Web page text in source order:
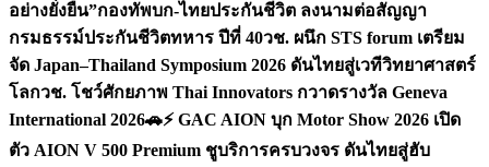
อย่างยั่งยืน”กองทัพบก-ไทยประกันชีวิต ลงนามต่อสัญญา
กรมธรรม์ประกันชีวิตทหาร ปีที่ 40วช. ผนึก STS forum เตรียม
จัด Japan–Thailand Symposium 2026 ดันไทยสู่เวทีวิทยาศาสตร์
โลกวช. โชว์ศักยภาพ Thai Innovators กวาดรางวัล Geneva
International 2026🚗⚡️ GAC AION บุก Motor Show 2026 เปิด
ตัว AION V 500 Premium ชูบริการครบวงจร ดันไทยสู่ฮับ